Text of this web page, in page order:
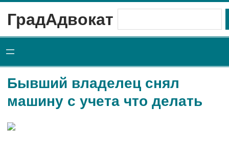
содержимому
ГрадАдвокат
Бывший владелец снял
машину с учета что делать